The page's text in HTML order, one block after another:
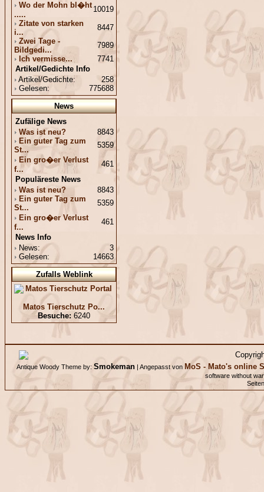
Wo der Mohn bl�ht
.....
10019
Zitate von starken
i...
8447
Zwei Tage -
Bildgedi...
7989
Ich vermisse...
7741
Artikel/Gedichte Info
Artikel/Gedichte:
258
Gelesen:
775688
News
Zufälige News
Was ist neu?
8843
Ein guter Tag zum
St...
5359
Ein gro�er Verlust
f...
461
Populäreste News
Was ist neu?
8843
Ein guter Tag zum
St...
5359
Ein gro�er Verlust
f...
461
News Info
News:
3
Gelesen:
14663
Zufalls Weblink
Matos Tierschutz Po...
Besuche: 6240
Antique Woody Theme by: Smokeman | Angepasst von MoS - Mato's online
software without